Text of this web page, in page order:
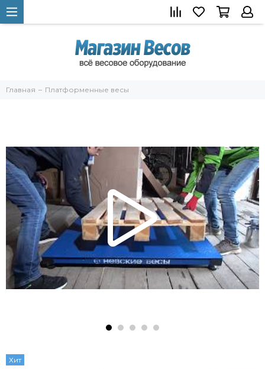
Главная Платформенные весы
Хит